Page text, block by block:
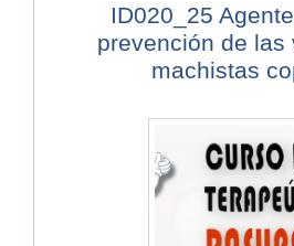
ID020_25
prevención de las
machistas